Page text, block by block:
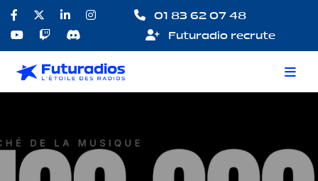
01 83 62 07 48
Futuradio recrute